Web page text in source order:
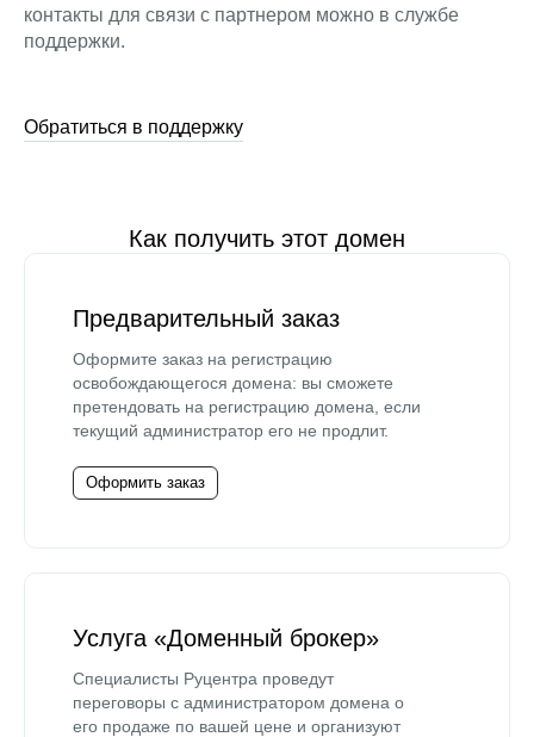
контакты для связи с партнером можно в службе
поддержки.
Обратиться в поддержку
Как получить этот домен
Предварительный заказ
Оформите заказ на регистрацию
освобождающегося домена: вы сможете
претендовать на регистрацию домена, если
текущий администратор его не продлит.
Оформить заказ
Услуга «Доменный брокер»
Специалисты Руцентра проведут
переговоры с администратором домена о
его продаже по вашей цене и организуют